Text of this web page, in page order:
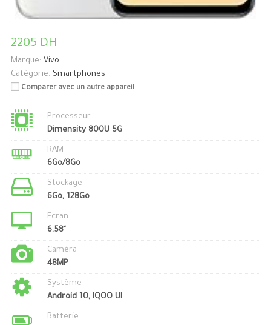
2205 DH
Marque: Vivo
Catégorie: Smartphones
Comparer avec un autre appareil
Processeur
Dimensity 800U 5G
RAM
6Go/8Go
Stockage
6Go, 128Go
Ecran
6.58"
Caméra
48MP
Système
Android 10, IQOO UI
Batterie